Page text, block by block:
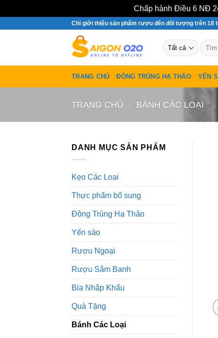
Chấp hành Điều 6 NĐ
Chỉ giới thiệu sản phẩm rượu đến đối tượng trên 18
Tìm
kiếm:
TRANG CHỦ ĐÔNG TRÙNG HẠ THẢO YẾN
TRANG CHỦ / BÁNH CÁC LOẠI
DANH MỤC SẢN PHẨM
Kẹo Các Loại
Thực phẩm bổ sung
Đông Trùng Hạ Thảo
Yến sào
Rượu Ngoại
Rượu Sâm Banh
Bia Nhập Khẩu
Quà Tặng
Bánh Các Loại